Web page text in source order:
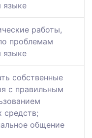
языке
работы,
проблемам
языке
собственные
с правильным
средств;
общение